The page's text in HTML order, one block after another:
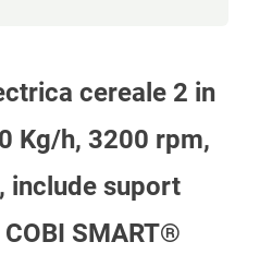
cereale 2 in
Kg/h, 3200 rpm,
include suport
SMART®